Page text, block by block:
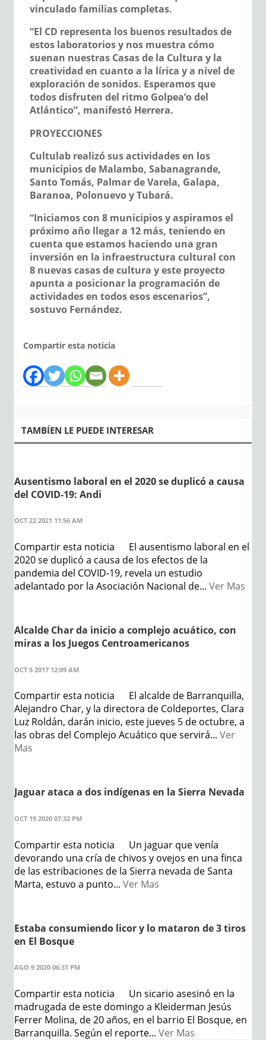
vinculado familias completas.
“El CD representa los buenos resultados de
estos laboratorios y nos muestra cómo
suenan nuestras Casas de la Cultura y la
creatividad en cuanto a la lírica y a nivel de
exploración de sonidos. Esperamos que
todos disfruten del ritmo Golpea’o del
Atlántico”, manifestó Herrera.
PROYECCIONES
Cultulab realizó sus actividades en los
municipios de Malambo, Sabanagrande,
Santo Tomás, Palmar de Varela, Galapa,
Baranoa, Polonuevo y Tubará.
“Iniciamos con 8 municipios y aspiramos el
próximo año llegar a 12 más, teniendo en
cuenta que estamos haciendo una gran
inversión en la infraestructura cultural con
8 nuevas casas de cultura y este proyecto
apunta a posicionar la programación de
actividades en todos esos escenarios”,
sostuvo Fernández.
Compartir esta noticia
TAMBÍEN LE PUEDE INTERESAR
Ausentismo laboral en el 2020 se duplicó a causa
del COVID-19: Andi
OCT 22 2021 11:56 AM
Compartir esta noticia El ausentismo laboral en el
2020 se duplicó a causa de los efectos de la
pandemia del COVID-19, revela un estudio
adelantado por la Asociación Nacional de... Ver Mas
Alcalde Char da inicio a complejo acuático, con
miras a los Juegos Centroamericanos
OCT 5 2017 12:09 AM
Compartir esta noticia El alcalde de Barranquilla,
Alejandro Char, y la directora de Coldeportes, Clara
Luz Roldán, darán inicio, este jueves 5 de octubre, a
las obras del Complejo Acuático que servirá... Ver
Mas
Jaguar ataca a dos indígenas en la Sierra Nevada
OCT 19 2020 07:32 PM
Compartir esta noticia Un jaguar que venía
devorando una cría de chivos y ovejos en una finca
de las estribaciones de la Sierra nevada de Santa
Marta, estuvo a punto... Ver Mas
Estaba consumiendo licor y lo mataron de 3 tiros
en El Bosque
AGO 9 2020 06:31 PM
Compartir esta noticia Un sicario asesinó en la
madrugada de este domingo a Kleiderman Jesús
Ferrer Molina, de 20 años, en el barrio El Bosque, en
Barranquilla. Según el reporte... Ver Mas